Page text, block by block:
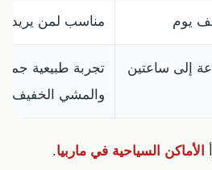
يوم مناسب لمن يريد
إلى ساعتين
تجربة طبيعية
والمشي الخفيف.
الأماكن السياحية في ماربيا.